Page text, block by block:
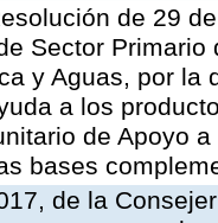
de 29
Sector
y Aguas, por la
a los
de Apoyo
bases
de la